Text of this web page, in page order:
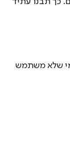
שלא משתמש